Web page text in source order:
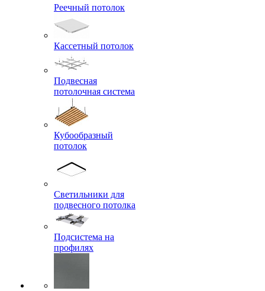
Реечный потолок
Кассетный потолок
Подвесная
потолочная система
Кубообразный
потолок
Светильники для
подвесного потолка
Подсистема на
профилях